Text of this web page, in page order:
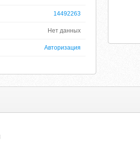
14492263
Нет данных
Авторизация